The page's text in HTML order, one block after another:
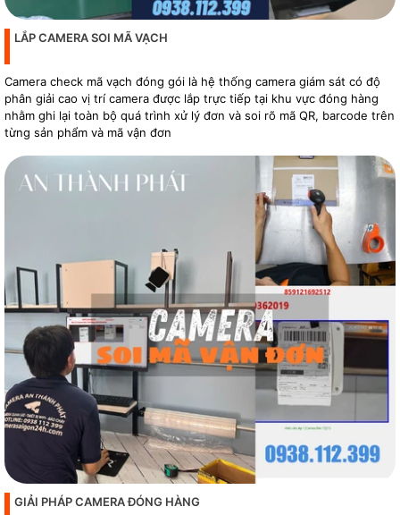
LẮP CAMERA SOI MÃ VẠCH
Camera check mã vạch đóng gói là hệ thống camera giám sát có độ
phân giải cao vị trí camera được lắp trực tiếp tại khu vực đóng hàng
nhằm ghi lại toàn bộ quá trình xử lý đơn và soi rõ mã QR, barcode trên
từng sản phẩm và mã vận đơn
GIẢI PHÁP CAMERA ĐÓNG HÀNG